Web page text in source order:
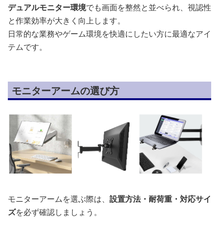
デュアルモニター環境でも画面を整然と並べられ、視認性
と作業効率が大きく向上します。
日常的な業務やゲーム環境を快適にしたい方に最適なアイ
テムです。
モニターアームの選び方
モニターアームを選ぶ際は、 設置方法・耐荷重・対応サイ
ズを必ず確認しましょう。